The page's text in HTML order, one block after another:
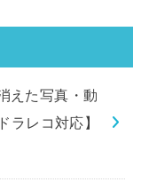
えた写真・動
ラレコ対応】